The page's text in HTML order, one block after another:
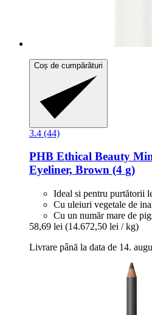
Coș de cumpărături
3.4 (44)
PHB Ethical Beauty
Eyeliner, Brown (4 g)
Ideal si pentru purtătorii
Cu uleiuri vegetale de
Cu un număr mare de
58,69 lei (14.672,50 lei / kg)
Livrare până la data de 14.